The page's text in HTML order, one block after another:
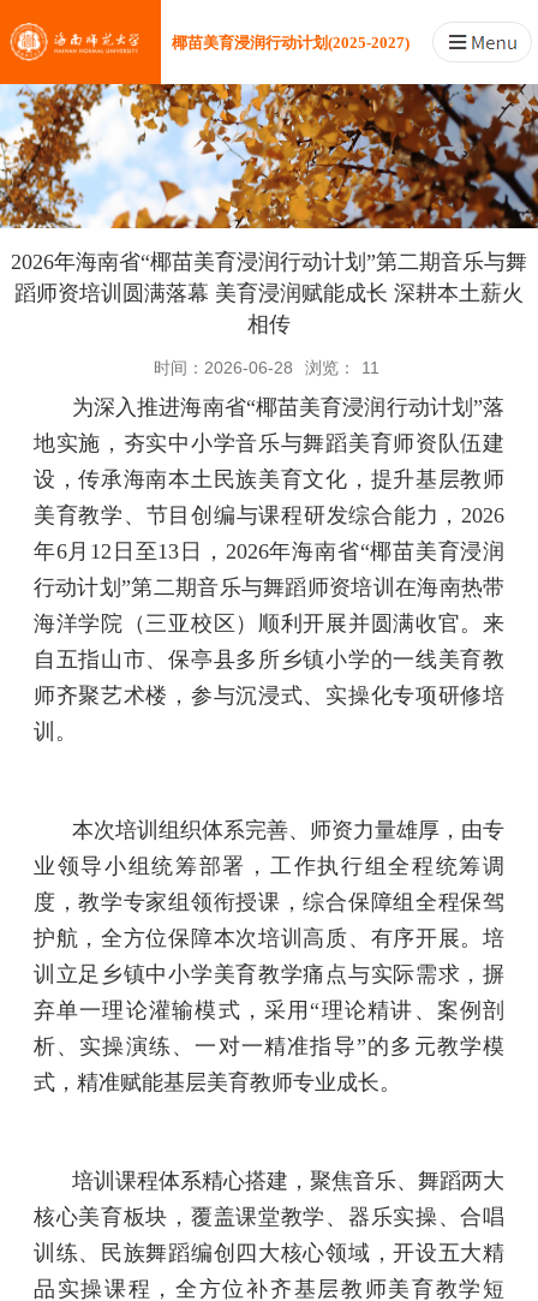
椰苗美育浸润行动计划(2025-2027)
2026年海南省“椰苗美育浸润行动计划”第二期音乐与舞
蹈师资培训圆满落幕 美育浸润赋能成长 深耕本土薪火
相传
时间：2026-06-28 浏览： 11
为深入推进海南省“椰苗美育浸润行动计划”落
地实施，夯实中小学音乐与舞蹈美育师资队伍建
设，传承海南本土民族美育文化，提升基层教师
美育教学、节目创编与课程研发综合能力，2026
年6月12日至13日，2026年海南省“椰苗美育浸润
行动计划”第二期音乐与舞蹈师资培训在海南热带
海洋学院（三亚校区）顺利开展并圆满收官。来
自五指山市、保亭县多所乡镇小学的一线美育教
师齐聚艺术楼，参与沉浸式、实操化专项研修培
训。
本次培训组织体系完善、师资力量雄厚，由专
业领导小组统筹部署，工作执行组全程统筹调
度，教学专家组领衔授课，综合保障组全程保驾
护航，全方位保障本次培训高质、有序开展。培
训立足乡镇中小学美育教学痛点与实际需求，摒
弃单一理论灌输模式，采用“理论精讲、案例剖
析、实操演练、一对一精准指导”的多元教学模
式，精准赋能基层美育教师专业成长。
培训课程体系精心搭建，聚焦音乐、舞蹈两大
核心美育板块，覆盖课堂教学、器乐实操、合唱
训练、民族舞蹈编创四大核心领域，开设五大精
品实操课程，全方位补齐基层教师美育教学短